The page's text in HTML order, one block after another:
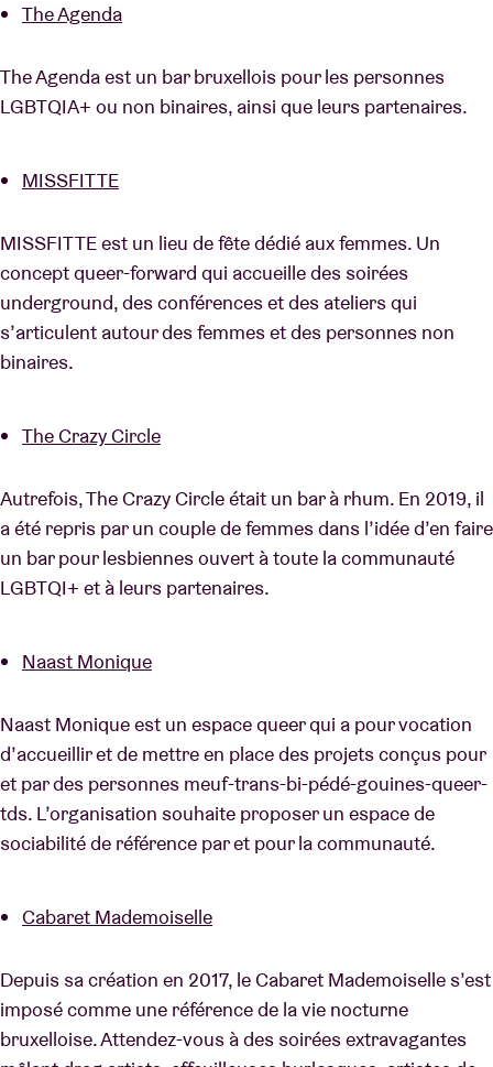
The Agenda
The Agenda est un bar bruxellois pour les personnes
LGBTQIA+ ou non binaires, ainsi que leurs partenaires.
MISSFITTE
MISSFITTE est un lieu de fête dédié aux femmes. Un
concept queer-forward qui accueille des soirées
underground, des conférences et des ateliers qui
s’articulent autour des femmes et des personnes non
binaires.
The Crazy Circle
Autrefois, The Crazy Circle était un bar à rhum. En 2019, il
a été repris par un couple de femmes dans l’idée d’en faire
un bar pour lesbiennes ouvert à toute la communauté
LGBTQI+ et à leurs partenaires.
Naast Monique
Naast Monique est un espace queer qui a pour vocation
d’accueillir et de mettre en place des projets conçus pour
et par des personnes meuf-trans-bi-pédé-gouines-queer-
tds. L’organisation souhaite proposer un espace de
sociabilité de référence par et pour la communauté.
Cabaret Mademoiselle
Depuis sa création en 2017, le Cabaret Mademoiselle s’est
imposé comme une référence de la vie nocturne
bruxelloise. Attendez-vous à des soirées extravagantes